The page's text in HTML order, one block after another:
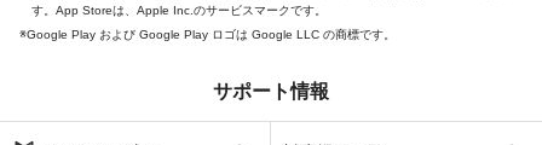
す。App Storeは、Apple Inc.のサービスマークです。
Google Play および Google Play ロゴは Google LLC の商標です。
サポート情報